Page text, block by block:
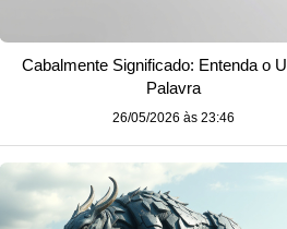
Cabalmente Significado: Entenda o
Palavra
26/05/2026 às 23:46